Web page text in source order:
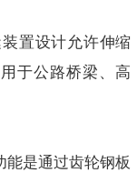
置设计允许伸缩
于公路桥梁、高
是通过齿轮钢板